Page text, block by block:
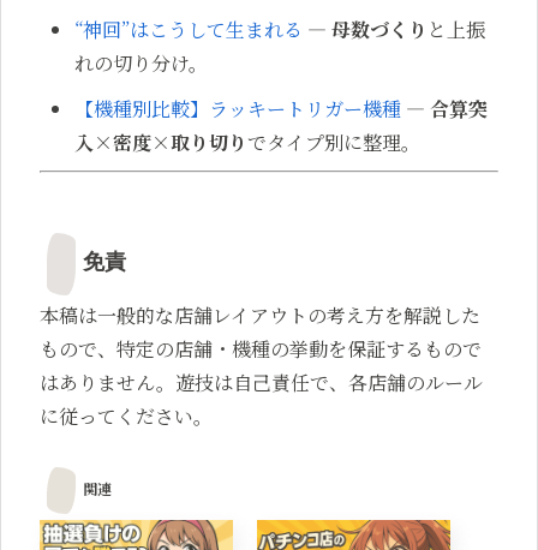
“神回”はこうして生まれる —母数づくり と上振
れの切り分け。
【機種別比較】ラッキートリガー機種 —合算突
入×密度×取り切りでタイプ別に整理。
免責
本稿は一般的な店舗レイアウトの考え方を解説した
もので、特定の店舗・機種の挙動を保証するもので
はありません。遊技は自己責任で、各店舗のルール
に従ってください。
関連